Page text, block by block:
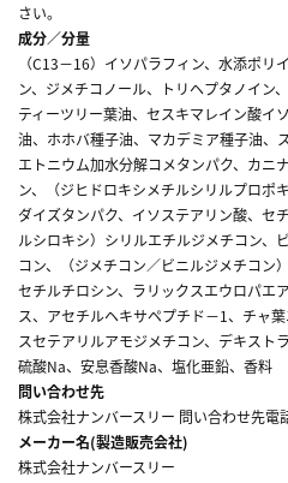
さい。
成分／分量
（C13－16）イソパラフィン、水添ポリ
ン、ジメチコノール、トリヘプタノイン
ティーツリー葉油、セスキマレイン酸イ
油、ホホバ種子油、マカデミア種子油、
エトニウム加水分解コメタンパク、カニ
ン、（ジヒドロキシメチルシリルプロポ
ダイズタンパク、イソステアリン酸、セ
ルシロキシ）シリルエチルジメチコン、
コン、（ジメチコン／ビニルジメチコン
セチルチロシン、ラリックスエウロパエ
ス、アセチルヘキサペプチド－1、チャ
スセテアリルアモジメチコン、デキスト
硫酸Na、安息香酸Na、塩化亜鉛、香料
問い合わせ先
株式会社ナンバースリー 問い合わせ先
メーカー名(製造販売会社)
株式会社ナンバースリー